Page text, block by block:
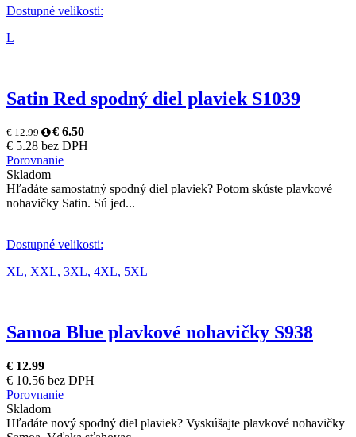
Dostupné velikosti:
L
Satin Red spodný diel plaviek S1039
€ 12.99
€ 6.50
€ 5.28 bez DPH
Porovnanie
Skladom
Hľadáte samostatný spodný diel plaviek? Potom skúste plavkové
nohavičky Satin. Sú jed...
Dostupné velikosti:
XL, XXL, 3XL, 4XL, 5XL
Samoa Blue plavkové nohavičky S938
€ 12.99
€ 10.56 bez DPH
Porovnanie
Skladom
Hľadáte nový spodný diel plaviek? Vyskúšajte plavkové nohavičky